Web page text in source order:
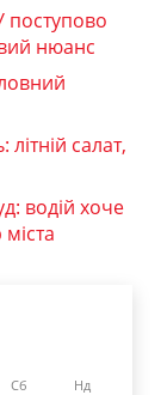
поступово
нюанс
салат,
водій хоче
Сб Нд